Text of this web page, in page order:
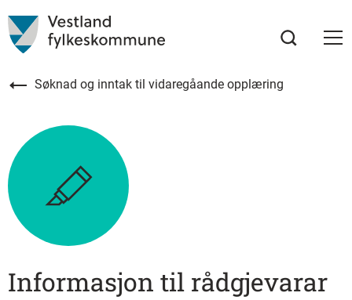
Søknad og inntak til vidaregåande opplæring
Informasjon til rådgjevarar